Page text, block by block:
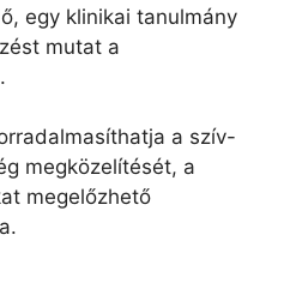
egy klinikai tanulmány
mutat a
a szív-
megközelítését, a
megelőzhető